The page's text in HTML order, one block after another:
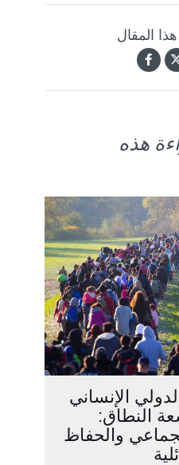
المقال
هذه
الإنساني
النطاق:
والحفاظ